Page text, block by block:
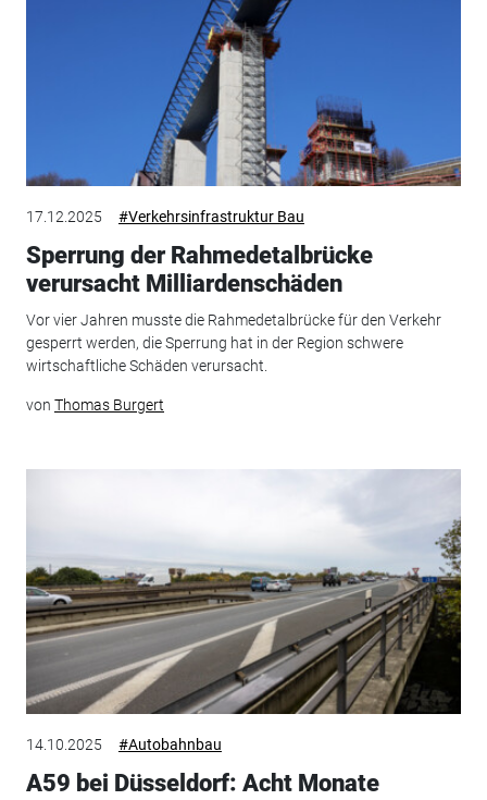
17.12.2025 #Verkehrsinfrastruktur Bau
Sperrung der Rahmedetalbrücke
verursacht Milliardenschäden
Vor vier Jahren musste die Rahmedetalbrücke für den Verkehr
gesperrt werden, die Sperrung hat in der Region schwere
wirtschaftliche Schäden verursacht.
von Thomas Burgert
14.10.2025 #Autobahnbau
A59 bei Düsseldorf: Acht Monate